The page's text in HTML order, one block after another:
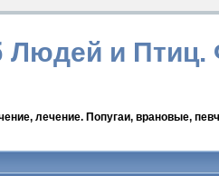
Людей и
лечение. Попугаи, врановые,